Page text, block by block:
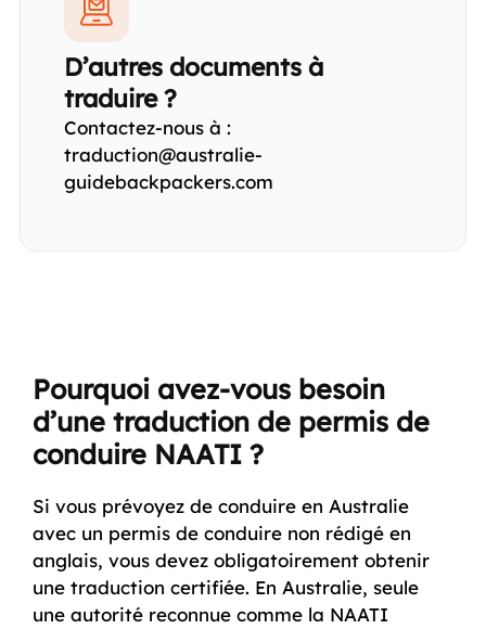
D’autres documents à
traduire ?
Contactez-nous à :
traduction@australie-
guidebackpackers.com
Pourquoi avez-vous besoin
d’une traduction de permis de
conduire NAATI ?
Si vous prévoyez de conduire en Australie
avec un permis de conduire non rédigé en
anglais, vous devez obligatoirement obtenir
une traduction certifiée. En Australie, seule
une autorité reconnue comme la NAATI